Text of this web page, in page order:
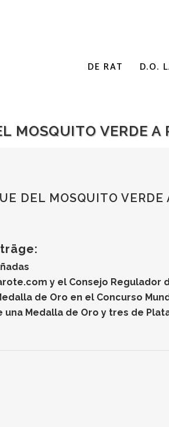
DE RAT D.O.
MOSQUITO VERDE
DEL MOSQUITO
y el Consejo
de Oro en el Concurso
una Medalla de Oro y tres de